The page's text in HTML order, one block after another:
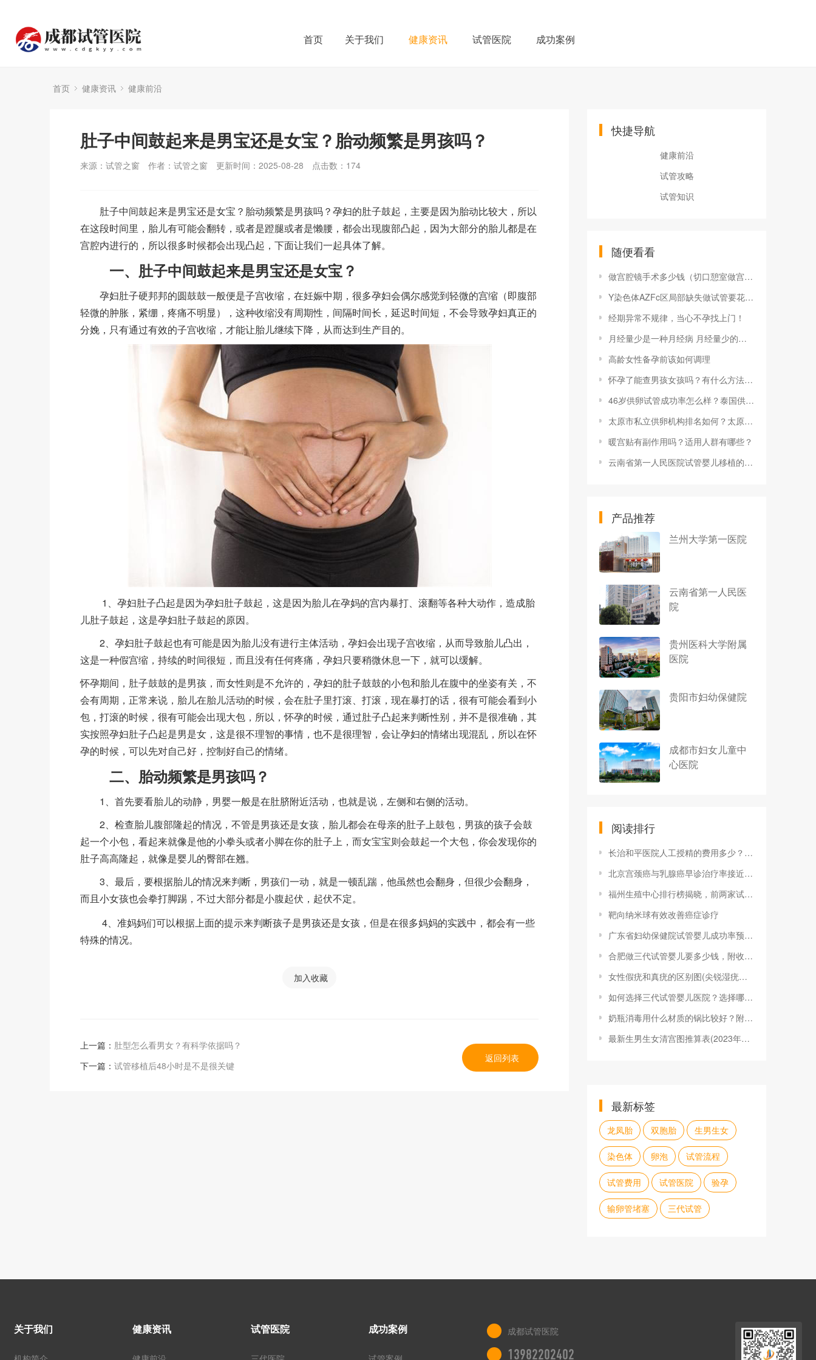
首页 关于我们 健康资讯 试管医院 成功案例
首页 健康资讯 健康前沿
肚子中间鼓起来是男宝还是女宝？胎动频繁是男孩吗？
来源：试管之窗 作者：试管之窗 更新时间：2025-08-28 点击数： 174
肚子中间鼓起来是男宝还是女宝？胎动频繁是男孩吗？孕妇的肚子鼓起，主要是因为胎动比较大，所以
在这段时间里，胎儿有可能会翻转，或者是蹬腿或者是懒腰，都会出现腹部凸起，因为大部分的胎儿都是在
宫腔内进行的，所以很多时候都会出现凸起，下面让我们一起具体了解。
一、肚子中间鼓起来是男宝还是女宝？
孕妇肚子硬邦邦的圆鼓鼓一般便是子宫收缩，在妊娠中期，很多孕妇会偶尔感觉到轻微的宫缩（即腹部
轻微的肿胀，紧绷，疼痛不明显），这种收缩没有周期性，间隔时间长，延迟时间短，不会导致孕妇真正的
分娩，只有通过有效的子宫收缩，才能让胎儿继续下降，从而达到生产目的。
1、孕妇肚子凸起是因为孕妇肚子鼓起，这是因为胎儿在孕妈的宫内暴打、滚翻等各种大动作，造成胎
儿肚子鼓起，这是孕妇肚子鼓起的原因。
2、孕妇肚子鼓起也有可能是因为胎儿没有进行主体活动，孕妇会出现子宫收缩，从而导致胎儿凸出，
这是一种假宫缩，持续的时间很短，而且没有任何疼痛，孕妇只要稍微休息一下，就可以缓解。
怀孕期间，肚子鼓鼓的是男孩，而女性则是不允许的，孕妇的肚子鼓鼓的小包和胎儿在腹中的坐姿有关，不
会有周期，正常来说，胎儿在胎儿活动的时候，会在肚子里打滚、打滚，现在暴打的话，很有可能会看到小
包，打滚的时候，很有可能会出现大包，所以，怀孕的时候，通过肚子凸起来判断性别，并不是很准确，其
实按照孕妇肚子凸起是男是女，这是很不理智的事情，也不是很理智，会让孕妇的情绪出现混乱，所以在怀
孕的时候，可以先对自己好，控制好自己的情绪。
二、胎动频繁是男孩吗？
1、首先要看胎儿的动静，男婴一般是在肚脐附近活动，也就是说，左侧和右侧的活动。
2、检查胎儿腹部隆起的情况，不管是男孩还是女孩，胎儿都会在母亲的肚子上鼓包，男孩的孩子会鼓
起一个小包，看起来就像是他的小拳头或者小脚在你的肚子上，而女宝宝则会鼓起一个大包，你会发现你的
肚子高高隆起，就像是婴儿的臀部在翘。
3、最后，要根据胎儿的情况来判断，男孩们一动，就是一顿乱踹，他虽然也会翻身，但很少会翻身，
而且小女孩也会拳打脚踢，不过大部分都是小腹起伏，起伏不定。
4、准妈妈们可以根据上面的提示来判断孩子是男孩还是女孩，但是在很多妈妈的实践中，都会有一些
特殊的情况。
加入收藏
上一篇： 肚型怎么看男女？有科学依据吗？
下一篇： 试管移植后48小时是不是很关键
返回列表
快捷导航
健康前沿
试管攻略
试管知识
随便看看
做宫腔镜手术多少钱（切口憩室做宫腔镜手术多少钱）
Y染色体AZFc区局部缺失做试管要花多少钱？
经期异常不规律，当心不孕找上门！
月经量少是一种月经病 月经量少的危害有哪些？
高龄女性备孕前该如何调理
怀孕了能查男孩女孩吗？有什么方法可以查？
46岁供卵试管成功率怎么样？泰国供卵试管婴儿成功率多少？
太原市私立供卵机构排名如何？太原私立机构供卵试管费用多少？
暖宫贴有副作用吗？适用人群有哪些？
云南省第一人民医院试管婴儿移植的成功率高吗？
产品推荐
兰州大学第一医院
云南省第一人民医
院
贵州医科大学附属
医院
贵阳市妇幼保健院
成都市妇女儿童中
心医院
阅读排行
长治和平医院人工授精的费用多少？一次成功
北京宫颈癌与乳腺癌早诊治疗率接近100%
福州生殖中心排行榜揭晓，前两家试管婴儿成
靶向纳米球有效改善癌症诊疗
广东省妇幼保健院试管婴儿成功率预估，做到
合肥做三代试管婴儿要多少钱，附收费明细参
女性假疣和真疣的区别图(尖锐湿疣？别慌，
如何选择三代试管婴儿医院？选择哪家医院的
奶瓶消毒用什么材质的锅比较好？附2023
最新生男生女清宫图推算表(2023年最新
最新标签
龙凤胎 双胞胎 生男生女
染色体 卵泡 试管流程
试管费用 试管医院 验孕
输卵管堵塞 三代试管
关于我们 健康资讯 试管医院 成功案例 成都试管医院
13982202402